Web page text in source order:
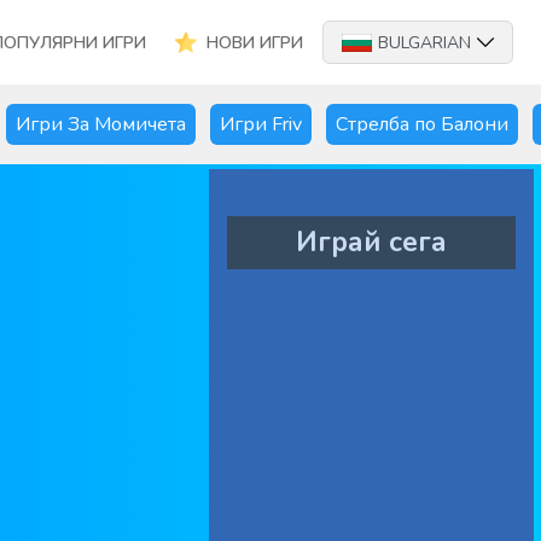
ИГРИ НОВИ ИГРИ BULGARIAN
Игри За Момичета Игри Friv Стрелба по Балони
Играй сега